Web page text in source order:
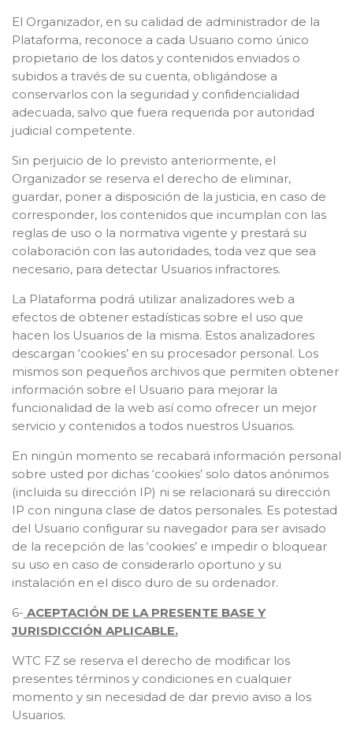
El Organizador, en su calidad de administrador de la
Plataforma, reconoce a cada Usuario como único
propietario de los datos y contenidos enviados o
subidos a través de su cuenta, obligándose a
conservarlos con la seguridad y confidencialidad
adecuada, salvo que fuera requerida por autoridad
judicial competente.
Sin perjuicio de lo previsto anteriormente, el
Organizador se reserva el derecho de eliminar,
guardar, poner a disposición de la justicia, en caso de
corresponder, los contenidos que incumplan con las
reglas de uso o la normativa vigente y prestará su
colaboración con las autoridades, toda vez que sea
necesario, para detectar Usuarios infractores.
La Plataforma podrá utilizar analizadores web a
efectos de obtener estadísticas sobre el uso que
hacen los Usuarios de la misma. Estos analizadores
descargan ‘cookies’ en su procesador personal. Los
mismos son pequeños archivos que permiten obtener
información sobre el Usuario para mejorar la
funcionalidad de la web así como ofrecer un mejor
servicio y contenidos a todos nuestros Usuarios.
En ningún momento se recabará información personal
sobre usted por dichas ‘cookies’ solo datos anónimos
(incluida su dirección IP) ni se relacionará su dirección
IP con ninguna clase de datos personales. Es potestad
del Usuario configurar su navegador para ser avisado
de la recepción de las ‘cookies’ e impedir o bloquear
su uso en caso de considerarlo oportuno y su
instalación en el disco duro de su ordenador.
6- ACEPTACIÓN DE LA PRESENTE BASE Y
JURISDICCIÓN APLICABLE.
WTC FZ se reserva el derecho de modificar los
presentes términos y condiciones en cualquier
momento y sin necesidad de dar previo aviso a los
Usuarios.